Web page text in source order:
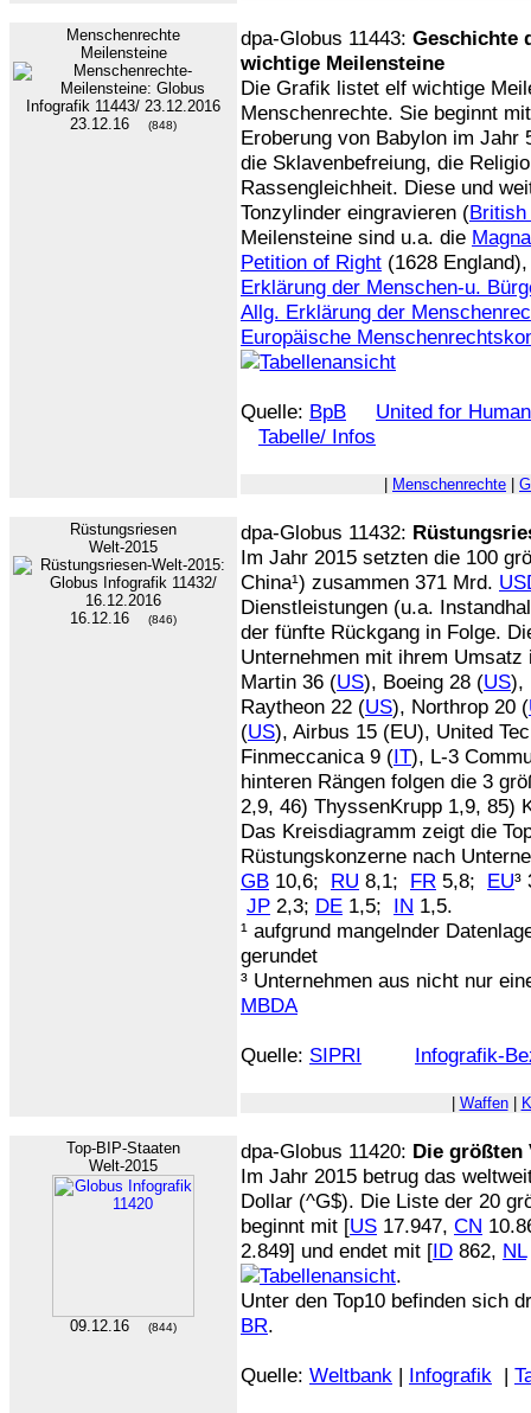
Menschenrechte
Meilensteine
23.12.16 (848)
dpa-Globus 11443: Geschichte
wichtige Meilensteine
Die Grafik listet elf wichtige
Menschenrechte. Sie beginnt
Eroberung von Babylon im
die Sklavenbefreiung, die
Rassengleichheit. Diese und
Tonzylinder eingravieren (British
Meilensteine sind u.a. die
Petition of Right (1628
Erklärung der Menschen-u.
Allg. Erklärung der
Europäische
Quelle: BpB
United for
Tabelle/ Infos
Menschenrechte
Rüstungsriesen
Welt-2015
16.12.16 (846)
dpa-Globus 11432:
Im Jahr 2015 setzten die 100
China¹) zusammen 371 Mrd.
Dienstleistungen (u.a.
der fünfte Rückgang in Folge.
Unternehmen mit ihrem Umsatz
Martin 36 (US), Boeing 28 (US),
Raytheon 22 (US), Northrop 20 (
(US), Airbus 15 (EU), United
Finmeccanica 9 (IT), L-3
hinteren Rängen folgen die 3
2,9, 46) ThyssenKrupp 1,9, 85)
Das Kreisdiagramm zeigt die
Rüstungskonzerne nach
GB 10,6; RU 8,1; FR 5,8; EU³
JP 2,3; DE 1,5; IN 1,5.
¹ aufgrund mangelnder
gerundet
³ Unternehmen aus nicht nur
MBDA
Quelle: SIPRI Infografik-
Waffen|
Top-BIP-Staaten
Welt-2015
09.12.16 (844)
dpa-Globus 11420: Die größten
Im Jahr 2015 betrug das
Dollar (^G$). Die Liste der 20
beginnt mit [US 17.947, CN
2.849] und endet mit [ID 862, NL
.
Unter den Top10 befinden sich
BR.
Quelle: Weltbank | Infografik |